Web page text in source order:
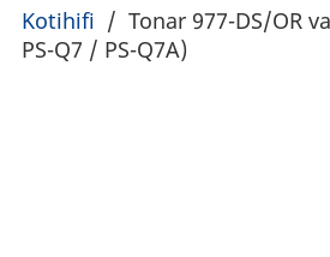
Kotihifi / Tonar 977-DS/OR
PS-Q7 / PS-Q7A)